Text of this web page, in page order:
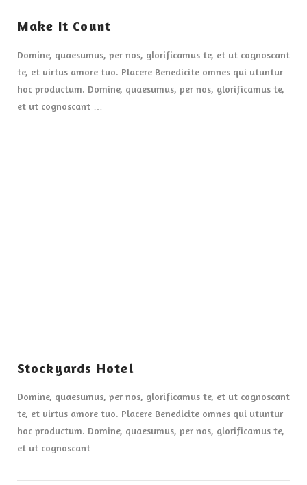
Make It Count
Domine, quaesumus, per nos, glorificamus te, et ut cognoscant
te, et virtus amore tuo. Placere Benedicite omnes qui utuntur
hoc productum. Domine, quaesumus, per nos, glorificamus te,
et ut cognoscant …
Stockyards Hotel
Domine, quaesumus, per nos, glorificamus te, et ut cognoscant
te, et virtus amore tuo. Placere Benedicite omnes qui utuntur
hoc productum. Domine, quaesumus, per nos, glorificamus te,
et ut cognoscant …